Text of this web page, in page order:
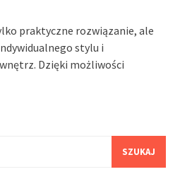
praktyczne rozwiązanie, ale
stylu i
Dzięki możliwości